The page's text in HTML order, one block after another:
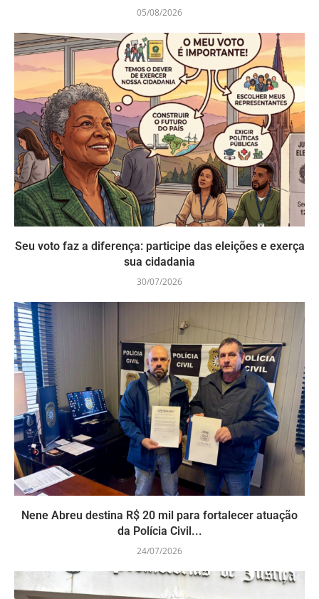
05/08/2026
Seu voto faz a diferença: participe das eleições e exerça
sua cidadania
30/07/2026
Nene Abreu destina R$ 20 mil para fortalecer atuação
da Polícia Civil...
24/07/2026